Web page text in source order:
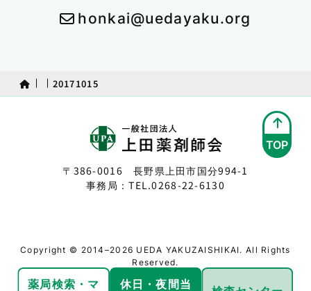
honkai@uedayaku.org
20171015
薬局検索・ マ 休日・夜間当
TOP
〒386-0016 長野県上田市国分994-1
事務局：TEL.0268-22-6130
Copyright © 2014–2026 UEDA YAKUZAISHIKAI. All Rights
Reserved.